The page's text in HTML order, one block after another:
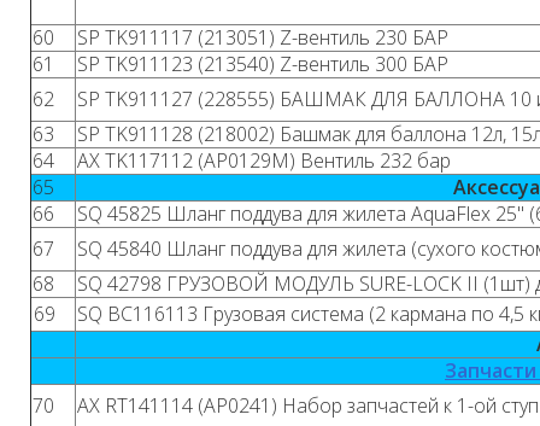
60
SP TK911117 (213051) Z-вентиль 230 БАР
61
SP TK911123 (213540) Z-вентиль 300 БАР
62
SP TK911127 (228555) БАШМАК ДЛЯ БАЛЛОНА 10
63
SP TK911128 (218002) Башмак для баллона 12л,
64
AX TK117112 (AP0129М) Вентиль 232 бар
65
66
SQ 45825 Шланг поддува для жилета AquaFlex 25"
67
SQ 45840 Шланг поддува для жилета (сухого
68
SQ 42798 ГРУЗОВОЙ МОДУЛЬ SURE-LOCK II (1шт)
69
SQ BC116113 Грузовая система (2 кармана по 4,5
70
AX RT141114 (AP0241) Набор запчастей к 1-ой